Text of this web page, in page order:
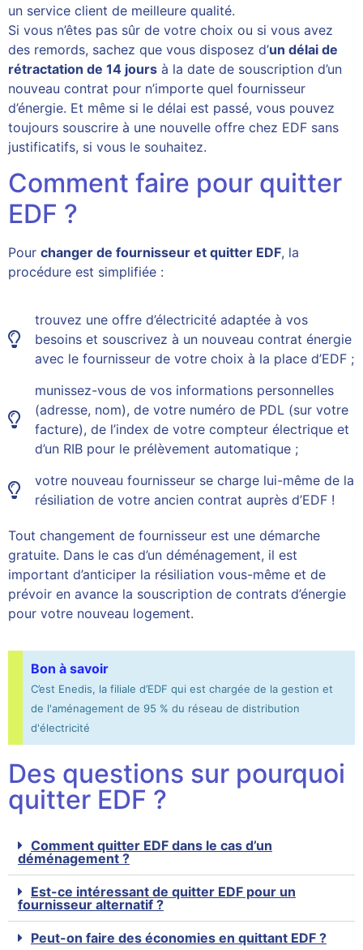
un service client de meilleure qualité.
Si vous n’êtes pas sûr de votre choix ou si vous avez
des remords, sachez que vous disposez d’un délai de
rétractation de 14 jours à la date de souscription d’un
nouveau contrat pour n’importe quel fournisseur
d’énergie. Et même si le délai est passé, vous pouvez
toujours souscrire à une nouvelle offre chez EDF sans
justificatifs, si vous le souhaitez.
Comment faire pour quitter
EDF ?
Pour changer de fournisseur et quitter EDF, la
procédure est simplifiée :
trouvez une offre d’électricité adaptée à vos
besoins et souscrivez à un nouveau contrat énergie
avec le fournisseur de votre choix à la place d’EDF ;
munissez-vous de vos informations personnelles
(adresse, nom), de votre numéro de PDL (sur votre
facture), de l’index de votre compteur électrique et
d’un RIB pour le prélèvement automatique ;
votre nouveau fournisseur se charge lui-même de la
résiliation de votre ancien contrat auprès d’EDF !
Tout changement de fournisseur est une démarche
gratuite. Dans le cas d’un déménagement, il est
important d’anticiper la résiliation vous-même et de
prévoir en avance la souscription de contrats d’énergie
pour votre nouveau logement.
Bon à savoir
C’est Enedis, la filiale d’EDF qui est chargée de la gestion et
de l'aménagement de 95 % du réseau de distribution
d'électricité
Des questions sur pourquoi
quitter EDF ?
Comment quitter EDF dans le cas d’un
déménagement ?
Est-ce intéressant de quitter EDF pour un
fournisseur alternatif ?
Peut-on faire des économies en quittant EDF ?